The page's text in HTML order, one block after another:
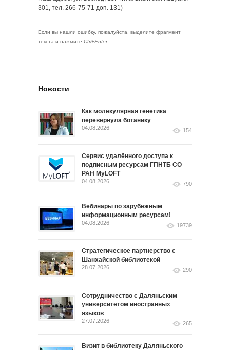
301, тел. 266-75-71 доп. 131)
Если вы нашли ошибку, пожалуйста, выделите фрагмент
текста и нажмите Ctrl+Enter.
Новости
Как молекулярная генетика
перевернула ботанику
04.08.2026 154
Сервис удалённого доступа к
подписным ресурсам ГПНТБ СО
РАН MyLOFT
04.08.2026 790
Вебинары по зарубежным
информационным ресурсам!
04.08.2026 19739
Стратегическое партнерство с
Шанхайской библиотекой
28.07.2026 290
Сотрудничество с Даляньским
университетом иностранных
языков
27.07.2026 265
Визит в библиотеку Даляньского